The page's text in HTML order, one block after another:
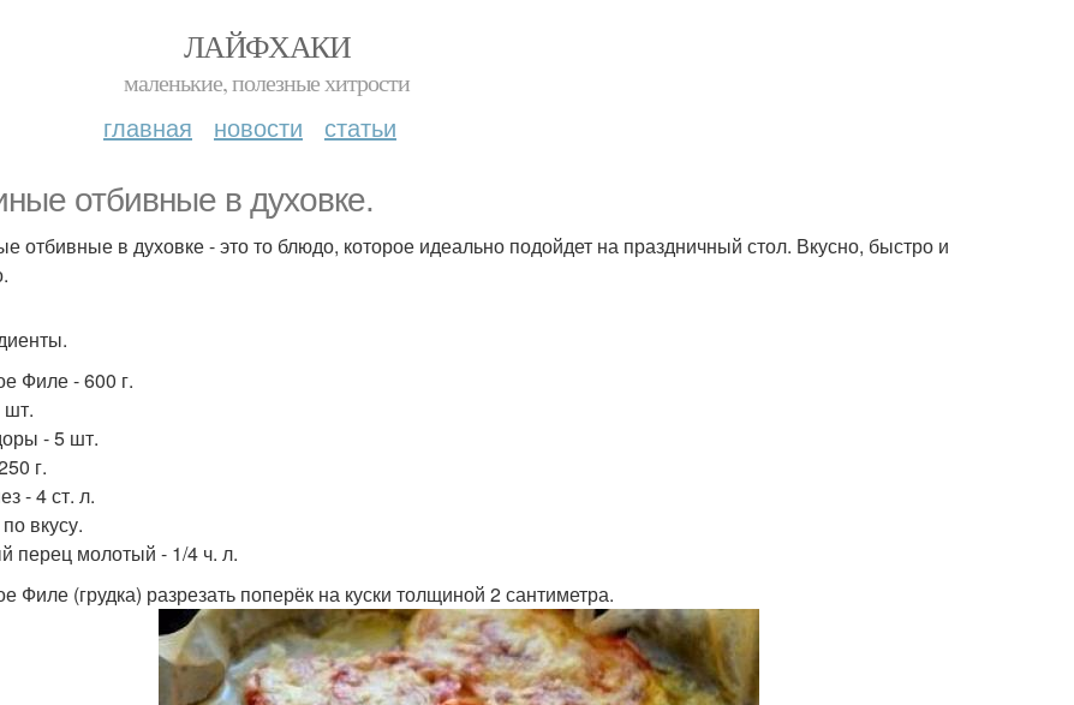
ЛАЙФХАКИ
маленькие, полезные хитрости
главная новости статьи
отбивные в духовке.
отбивные в духовке - это то блюдо, которое идеально подойдет на праздничный стол. Вкусно, быстро и
Филе - 600 г.
шт.
- 5 шт.
г.
- 4 ст. л.
вкусу.
перец молотый - 1/4 ч. л.
Филе (грудка) разрезать поперёк на куски толщиной 2 сантиметра.